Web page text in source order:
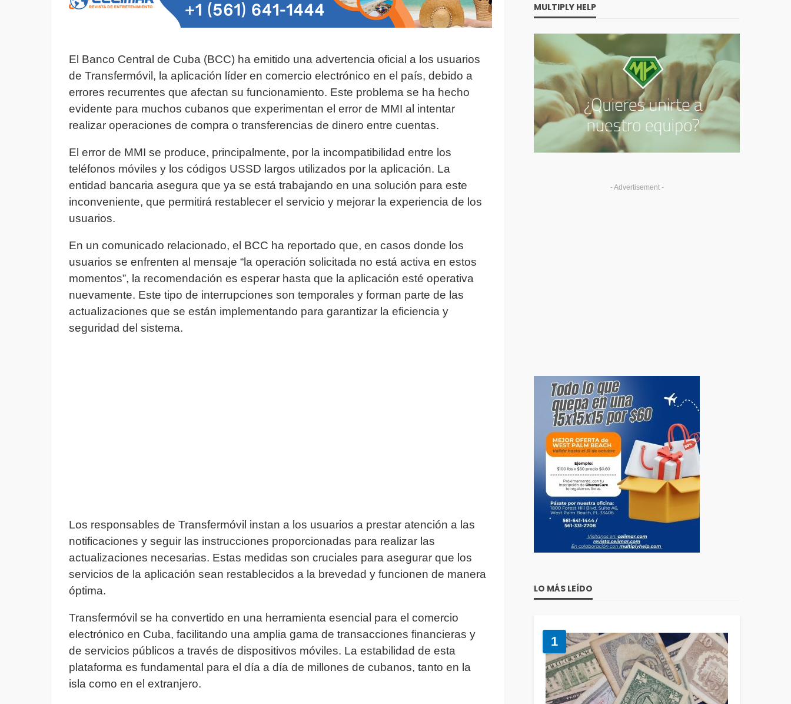
El Banco Central de Cuba (BCC) ha emitido una advertencia oficial a los usuarios
de Transfermóvil, la aplicación líder en comercio electrónico en el país, debido a
errores recurrentes que afectan su funcionamiento. Este problema se ha hecho
evidente para muchos cubanos que experimentan el error de MMI al intentar
realizar operaciones de compra o transferencias de dinero entre cuentas.
El error de MMI se produce, principalmente, por la incompatibilidad entre los
teléfonos móviles y los códigos USSD largos utilizados por la aplicación. La
entidad bancaria asegura que ya se está trabajando en una solución para este
inconveniente, que permitirá restablecer el servicio y mejorar la experiencia de los
usuarios.
En un comunicado relacionado, el BCC ha reportado que, en casos donde los
usuarios se enfrenten al mensaje “la operación solicitada no está activa en estos
momentos”, la recomendación es esperar hasta que la aplicación esté operativa
nuevamente. Este tipo de interrupciones son temporales y forman parte de las
actualizaciones que se están implementando para garantizar la eficiencia y
seguridad del sistema.
Los responsables de Transfermóvil instan a los usuarios a prestar atención a las
notificaciones y seguir las instrucciones proporcionadas para realizar las
actualizaciones necesarias. Estas medidas son cruciales para asegurar que los
servicios de la aplicación sean restablecidos a la brevedad y funcionen de manera
óptima.
Transfermóvil se ha convertido en una herramienta esencial para el comercio
electrónico en Cuba, facilitando una amplia gama de transacciones financieras y
de servicios públicos a través de dispositivos móviles. La estabilidad de esta
plataforma es fundamental para el día a día de millones de cubanos, tanto en la
isla como en el extranjero.
MULTIPLY HELP
- Advertisement -
LO MÁS LEÍDO
1